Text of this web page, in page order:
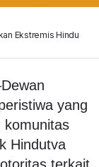
Ekstremis Hindu
yang
komunitas
Hindutva